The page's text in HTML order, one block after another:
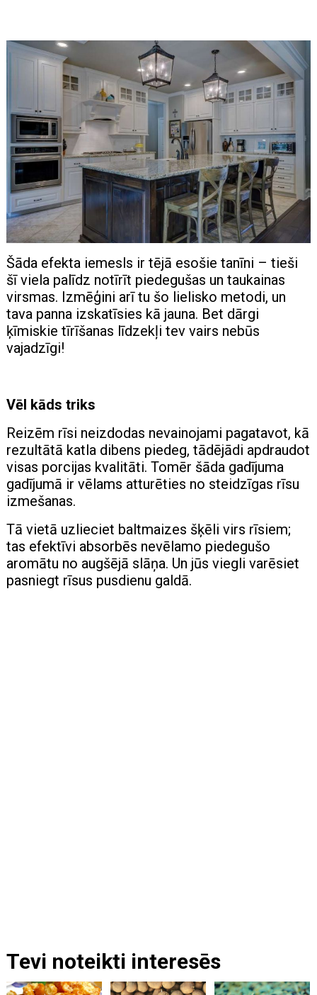
Šāda efekta iemesls ir tējā esošie tanīni – tieši
šī viela palīdz notīrīt piedegušas un taukainas
virsmas. Izmēģini arī tu šo lielisko metodi, un
tava panna izskatīsies kā jauna. Bet dārgi
ķīmiskie tīrīšanas līdzekļi tev vairs nebūs
vajadzīgi!
Vēl kāds triks
Reizēm rīsi neizdodas nevainojami pagatavot, kā
rezultātā katla dibens piedeg, tādējādi apdraudot
visas porcijas kvalitāti. Tomēr šāda gadījuma
gadījumā ir vēlams atturēties no steidzīgas rīsu
izmešanas.
Tā vietā uzlieciet baltmaizes šķēli virs rīsiem;
tas efektīvi absorbēs nevēlamo piedegušo
aromātu no augšējā slāņa. Un jūs viegli varēsiet
pasniegt rīsus pusdienu galdā.
Tevi noteikti interesēs